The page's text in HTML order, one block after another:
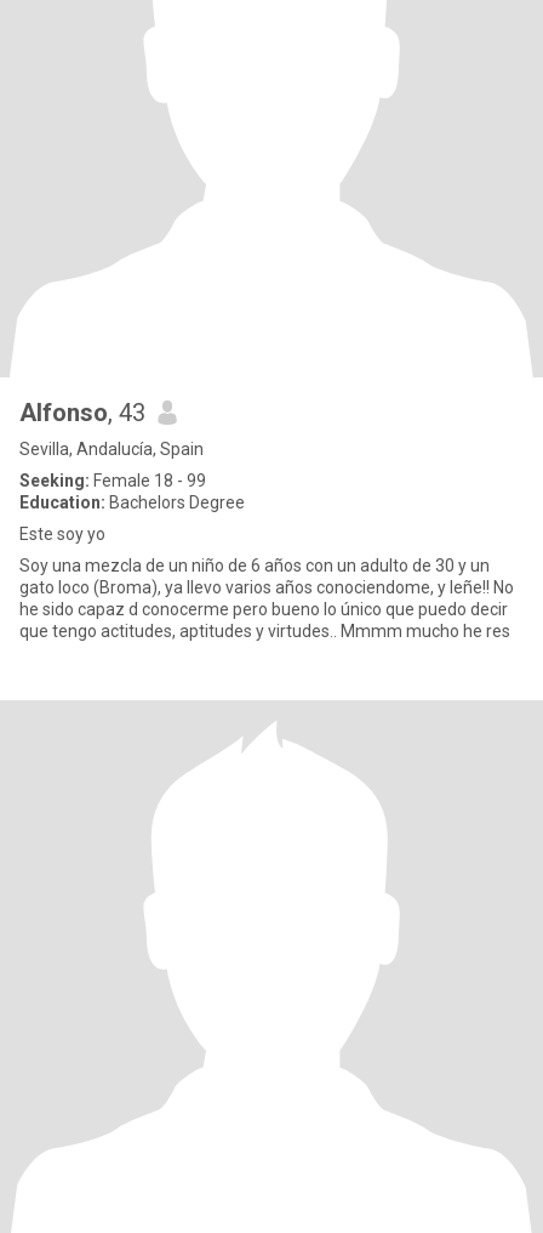
Alfonso, 43
Sevilla, Andalucía, Spain
Seeking: Female 18 - 99
Education: Bachelors Degree
Este soy yo
Soy una mezcla de un niño de 6 años con un adulto de 30 y un
gato loco (Broma), ya llevo varios años conociendome, y leñe!! No
he sido capaz d conocerme pero bueno lo único que puedo decir
que tengo actitudes, aptitudes y virtudes.. Mmmm mucho he res